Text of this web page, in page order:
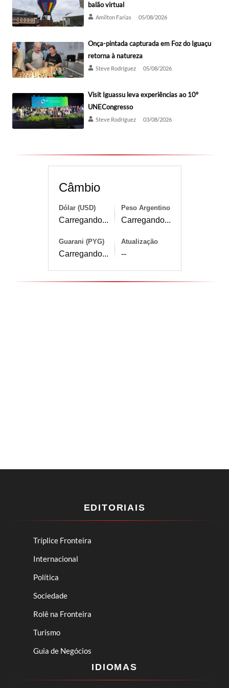
balão virtual
Amilton Farias 05/08/2026
Onça-pintada capturada em Foz do Iguaçu
retorna à natureza
Steve Rodríguez 05/08/2026
Visit Iguassu leva experiências ao 10º
UNECongresso
Steve Rodríguez 03/08/2026
Câmbio
Dólar (USD)
Carregando...
Peso Argentino
Carregando...
Guarani (PYG)
Carregando...
Atualização
--
EDITORIAIS
Tríplice Fronteira
Internacional
Política
Sociedade
Rolê na Fronteira
Turismo
Guia de Negócios
IDIOMAS